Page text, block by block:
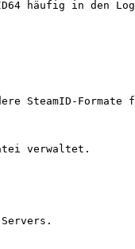
häufig in den
SteamID-
verwaltet.